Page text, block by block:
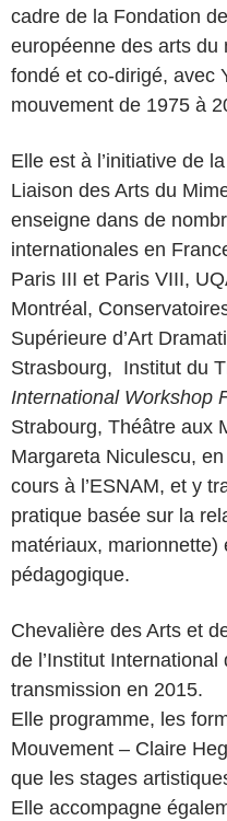
cadre de la Fondation
européenne des arts du
fondé et co-dirigé, avec
mouvement de 1975 à
Elle est à l’initiative de
Liaison des Arts du
enseigne dans de
internationales en
Paris III et Paris VIII,
Montréal,
Supérieure d’Art
Strasbourg, Institut du
International Workshop
Strabourg, Théâtre aux
Margareta Niculescu,
cours à l’ESNAM, et y
pratique basée sur la
matériaux, marionnette)
pédagogique.
Chevalière des Arts et
de l’Institut
transmission en 2015.
Elle programme, les
Mouvement – Claire
que les stages
Elle accompagne